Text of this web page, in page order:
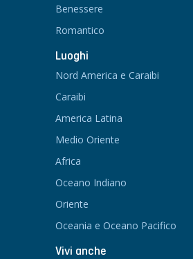
Benessere
Romantico
Luoghi
Nord America e Caraibi
Caraibi
America Latina
Medio Oriente
Africa
Oceano Indiano
Oriente
Oceania e Oceano Pacifico
Vivi anche